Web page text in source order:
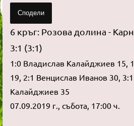
Сподели
6 кръг: Розова долина -
3:1 (3:1)
1:0 Владислав Калайджиев 15,
19, 2:1 Венцислав Иванов 30,
Калайджиев 35
07.09.2019 г., събота, 17:00 ч.